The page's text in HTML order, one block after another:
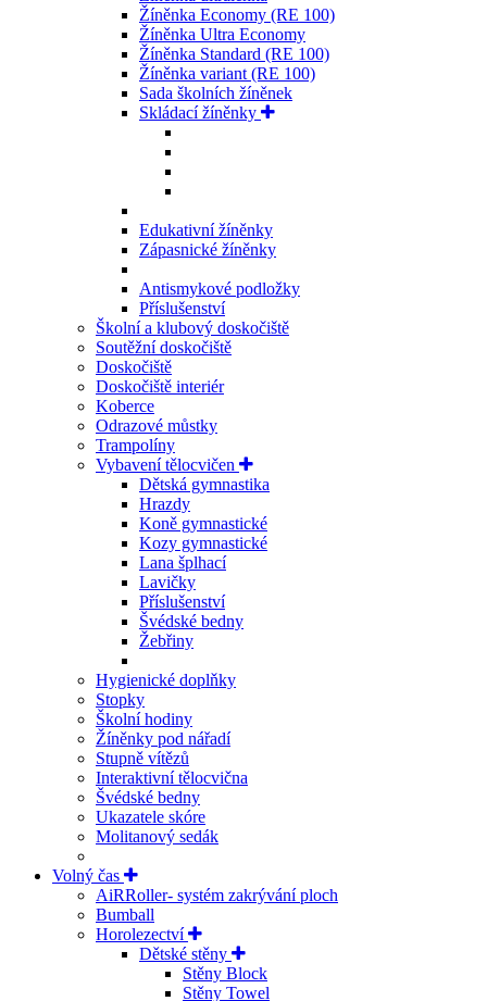
Žíněnka Economy (RE 100)
Žíněnka Ultra Economy
Žíněnka Standard (RE 100)
Žíněnka variant (RE 100)
Sada školních žíněnek
Skládací žíněnky
Edukativní žíněnky
Zápasnické žíněnky
Antismykové podložky
Příslušenství
Školní a klubový doskočiště
Soutěžní doskočiště
Doskočiště
Doskočiště interiér
Koberce
Odrazové můstky
Trampolíny
Vybavení tělocvičen
Dětská gymnastika
Hrazdy
Koně gymnastické
Kozy gymnastické
Lana šplhací
Lavičky
Příslušenství
Švédské bedny
Žebřiny
Hygienické doplňky
Stopky
Školní hodiny
Žíněnky pod nářadí
Stupně vítězů
Interaktivní tělocvična
Švédské bedny
Ukazatele skóre
Molitanový sedák
Volný čas
AiRRoller- systém zakrývání ploch
Bumball
Horolezectví
Dětské stěny
Stěny Block
Stěny Towel